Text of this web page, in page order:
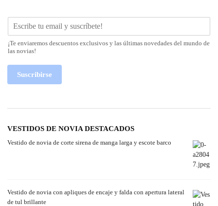
¡Te enviaremos descuentos exclusivos y las últimas novedades del mundo de
las novias!
Suscribirse
VESTIDOS DE NOVIA DESTACADOS
Vestido de novia de corte sirena de manga larga y escote barco
Vestido de novia con apliques de encaje y falda con apertura lateral
de tul brillante